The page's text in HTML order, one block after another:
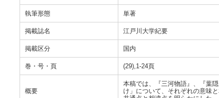
執筆形態 単著
掲載誌名 江戸川大学紀要
掲載区分 国内
巻・号・頁 (29),1-24頁
概要
本稿では、『三河物語』、『葉
け」について、それぞれの意味